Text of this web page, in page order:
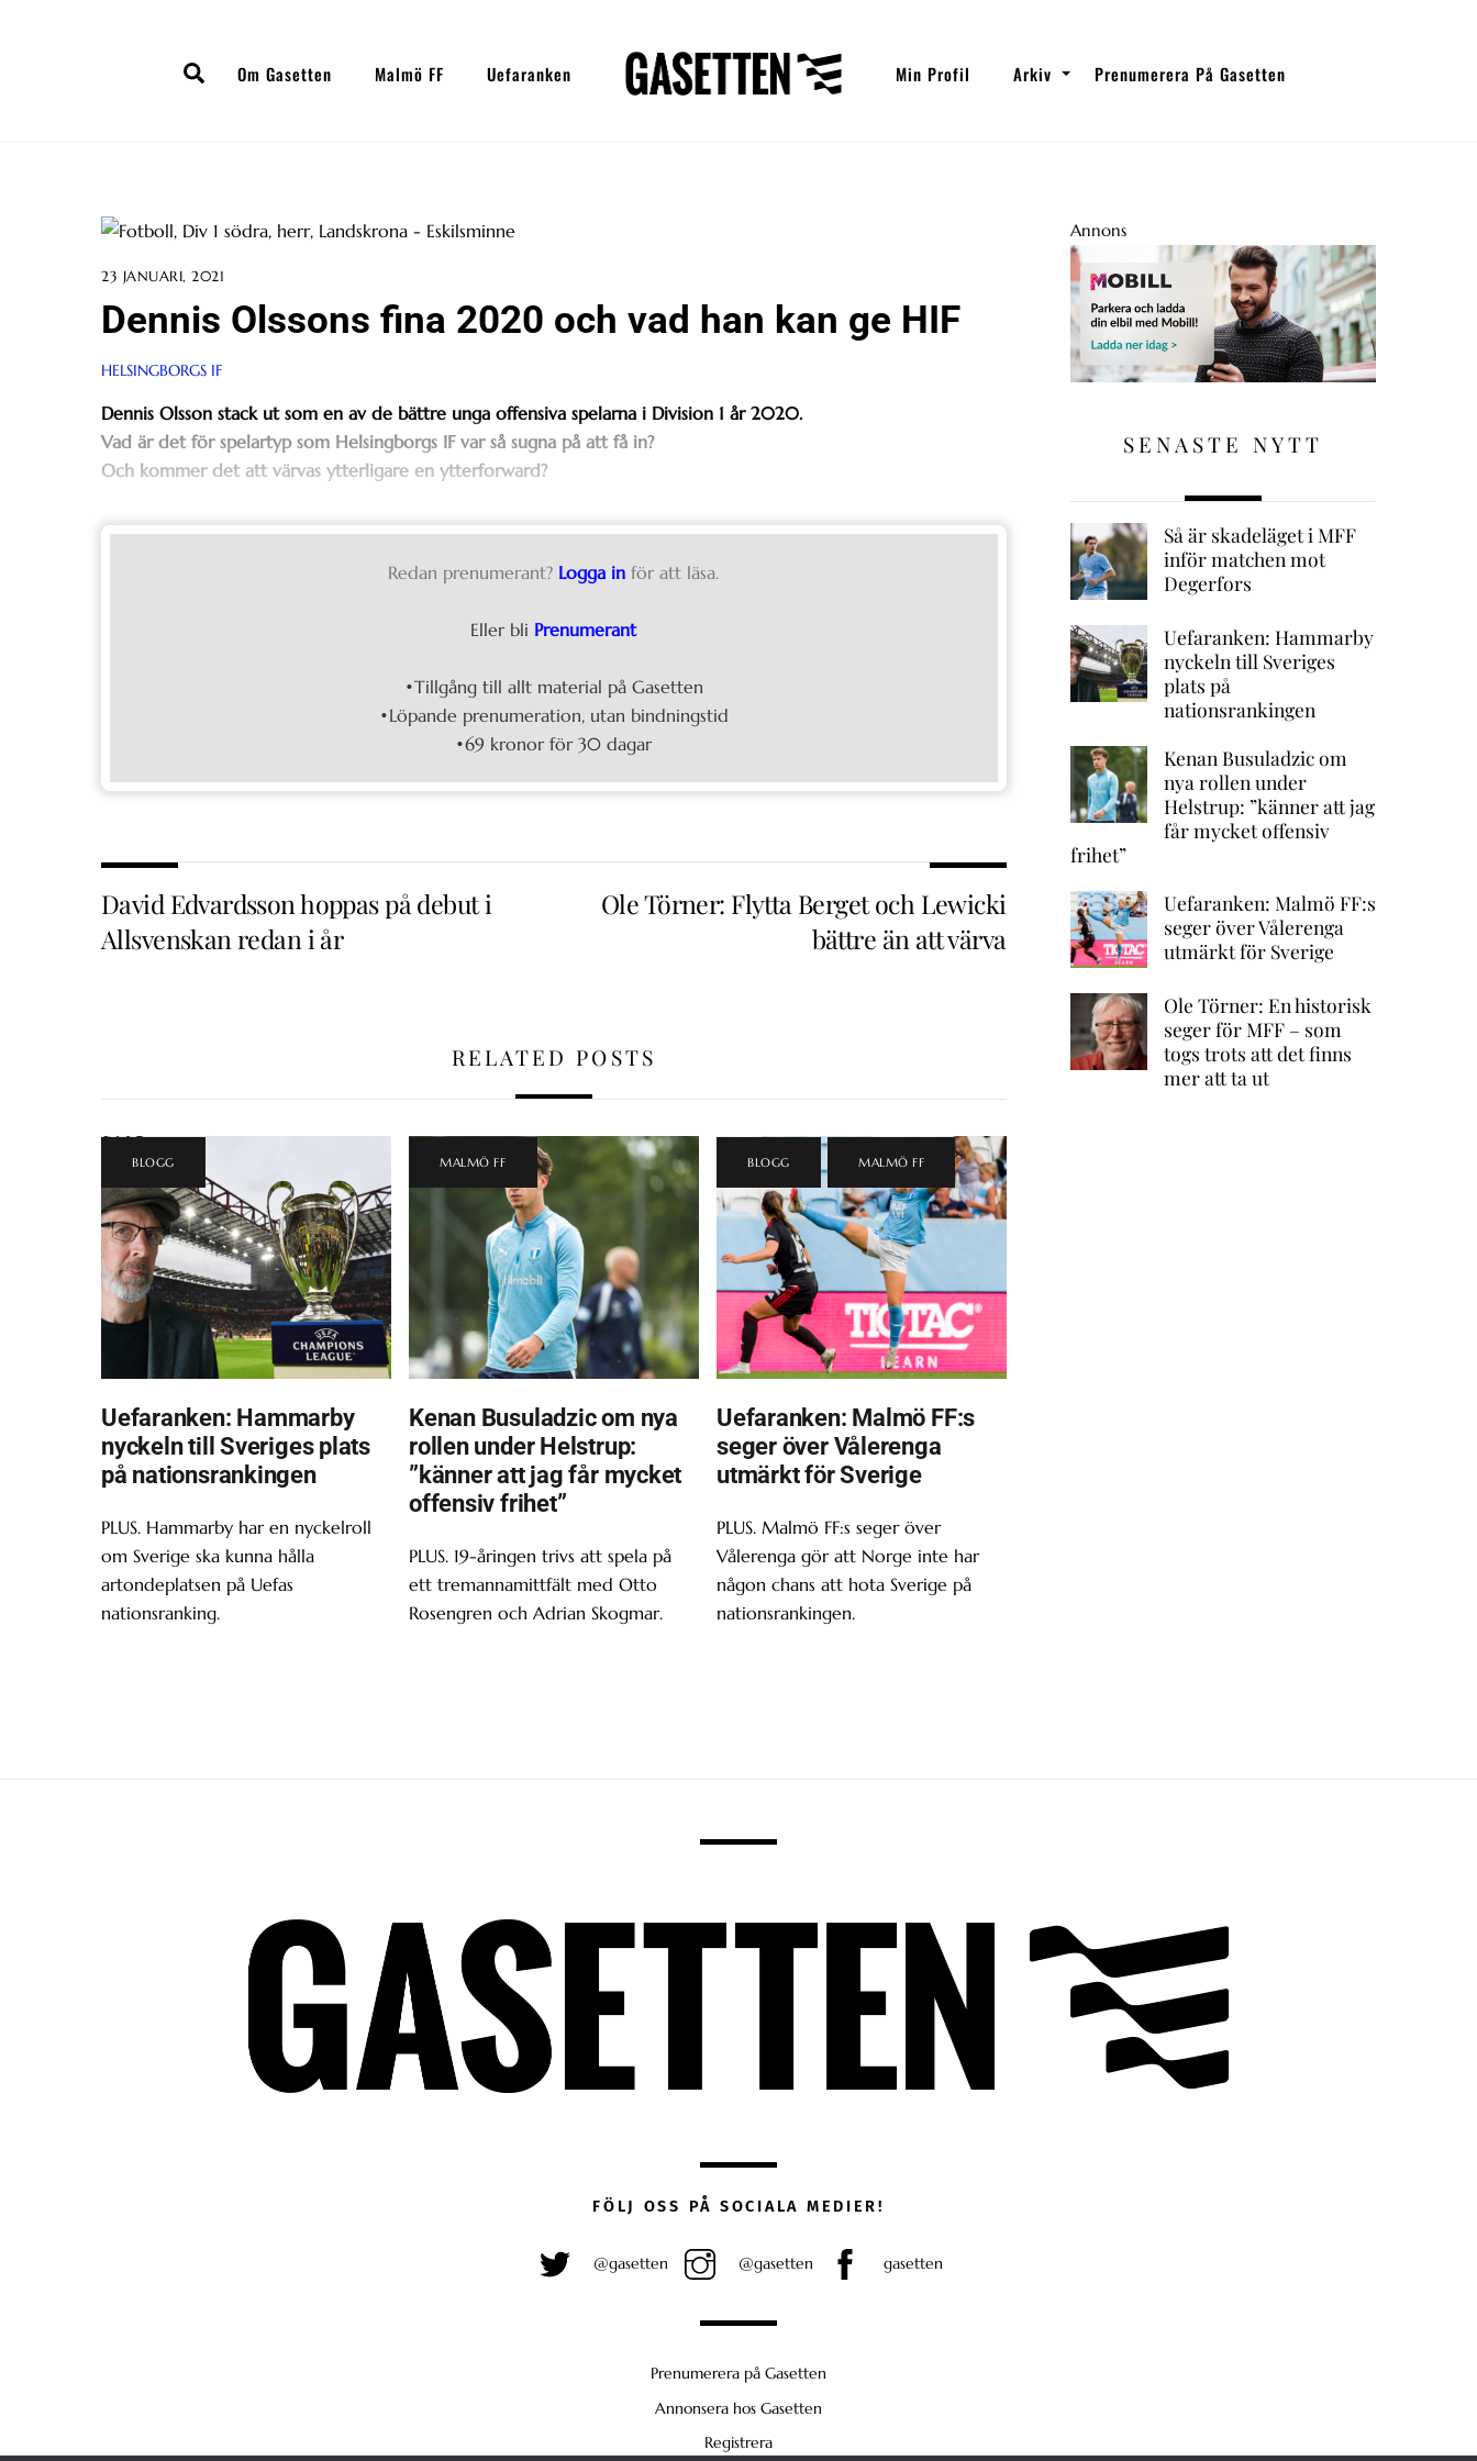
SearchOm Gasetten Malmö FF Uefaranken Min Profil Arkiv Prenumerera På Gasetten
23 JANUARI, 2021
Dennis Olssons fina 2020 och vad han kan ge HIF
HELSINGBORGS IF
Dennis Olsson stack ut som en av de bättre unga offensiva spelarna i Division 1 år 2020.
Vad är det för spelartyp som Helsingborgs IF var så sugna på att få in?
Och kommer det att värvas ytterligare en ytterforward?
Redan prenumerant? Logga in för att läsa.
Eller bli Prenumerant
•Tillgång till allt material på Gasetten
•Löpande prenumeration, utan bindningstid
•69 kronor för 30 dagar
David Edvardsson hoppas på debut i
Allsvenskan redan i år
Ole Törner: Flytta Berget och Lewicki
bättre än att värva
RELATED POSTS
BLOGG
Uefaranken: Hammarby
nyckeln till Sveriges plats
på nationsrankingen
PLUS. Hammarby har en nyckelroll
om Sverige ska kunna hålla
artondeplatsen på Uefas
nationsranking.
MALMÖ FF
Kenan Busuladzic om nya
rollen under Helstrup:
”känner att jag får mycket
offensiv frihet”
PLUS. 19-åringen trivs att spela på
ett tremannamittfält med Otto
Rosengren och Adrian Skogmar.
BLOGG MALMÖ FF
Uefaranken: Malmö FF:s
seger över Vålerenga
utmärkt för Sverige
PLUS. Malmö FF:s seger över
Vålerenga gör att Norge inte har
någon chans att hota Sverige på
nationsrankingen.
Annons
SENASTE NYTT
Så är skadeläget i MFF
inför matchen mot
Degerfors
Uefaranken: Hammarby
nyckeln till Sveriges
plats på
nationsrankingen
Kenan Busuladzic om
nya rollen under
Helstrup: ”känner att jag
får mycket offensiv
frihet”
Uefaranken: Malmö FF:s
seger över Vålerenga
utmärkt för Sverige
Ole Törner: En historisk
seger för MFF – som
togs trots att det finns
mer att ta ut
FÖLJ OSS PÅ SOCIALA MEDIER!
@gasetten @gasetten gasetten
Prenumerera på Gasetten
Annonsera hos Gasetten
Registrera